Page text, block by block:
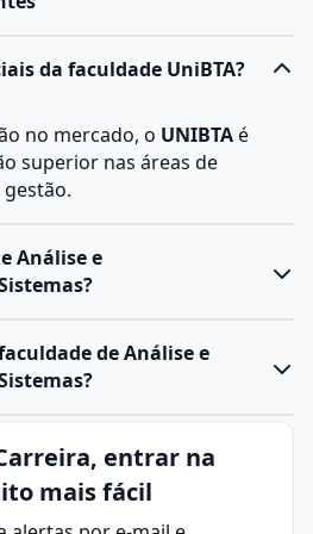
da faculdade UniBTA?
no mercado, o UNIBTAé
superior nas áreas de
Análise e
capacitados para
sistemas de
atuais e
desenvolvimento de sistemas.
de Análise e
de Sistemas (ADS) é a
informação voltada para a
evolução de sistemas de
às necessidades de
entrar na
mais fácil